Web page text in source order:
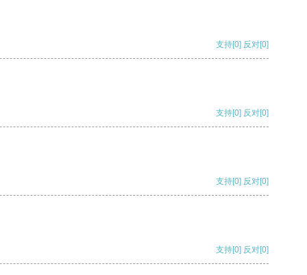
支持[0] 反对[0]
支持[0] 反对[0]
支持[0] 反对[0]
支持[0] 反对[0]